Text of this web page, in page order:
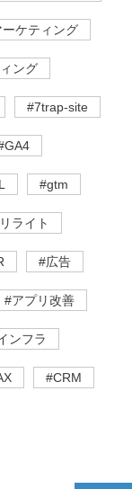
ケティング
ング
#7trap-site
#gtm
ライト
#広告
#アプリ改善
ンフラ
#CRM